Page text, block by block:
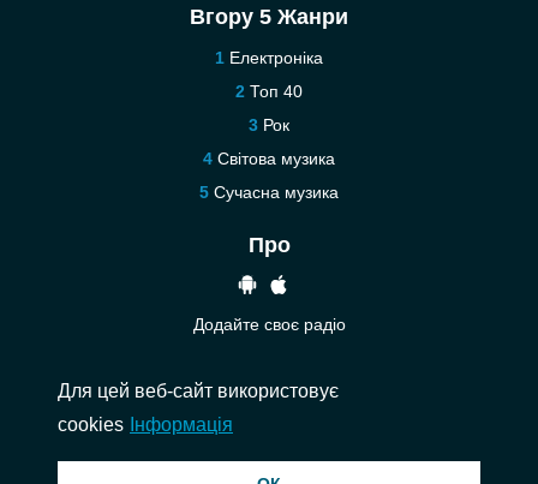
Вгору 5 Жанри
Електроніка
Топ 40
Рок
Світова музика
Сучасна музика
Про
Додайте своє радіо
Зв’язатися з нами
Для цей веб-сайт використовує
cookies Інформація